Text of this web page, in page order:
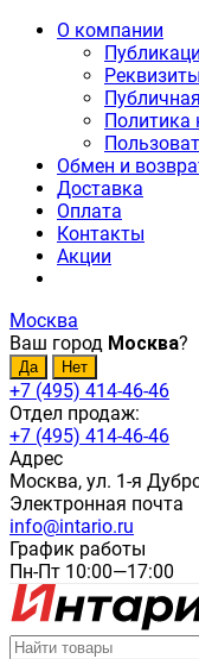
О компании
Реквизиты
Политика
Обмен и
Доставка
Оплата
Контакты
Акции
Москва
Ваш город Москва?
+7 (495) 414-46-46
Отдел продаж:
+7 (495) 414-46-46
Адрес
Москва, ул. 1-я
Электронная почта
info@intario.ru
График работы
Пн-Пт 10:00—17:00